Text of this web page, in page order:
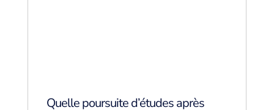
Quelle poursuite d’études après